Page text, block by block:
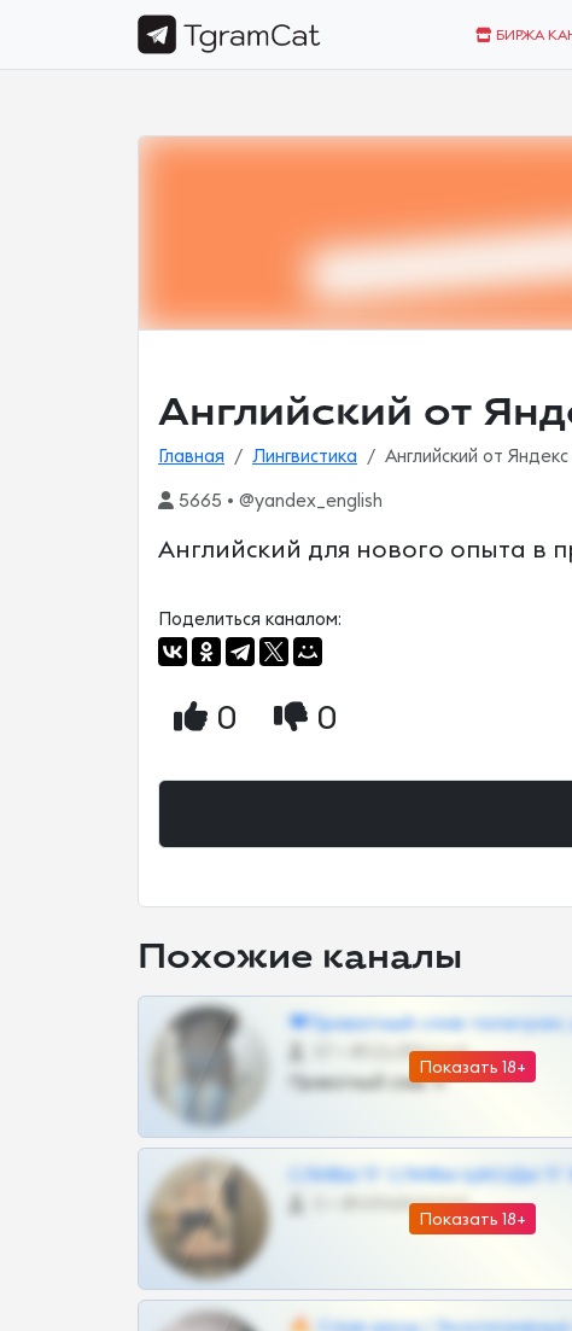
БИРЖА
Английский от
Главная Лингвистика Английский от
5665 • @yandex_english
Английский для нового опыта в
Поделиться каналом:
0 0
Похожие каналы
Показать 18+
❤Приватный слив
@SZu3ll3sCatt_bot
Приватный слив тг
Показать 18+
СЛИВЫ ТГ СЛИВЫ ШКОДЫ ТГ
@VIPARHIVS55BOT